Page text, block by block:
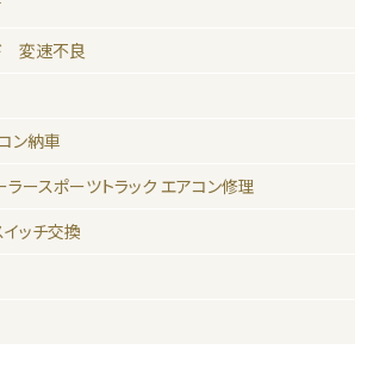
変速不良
ン納車
ラースポーツトラック エアコン修理
ッチ交換